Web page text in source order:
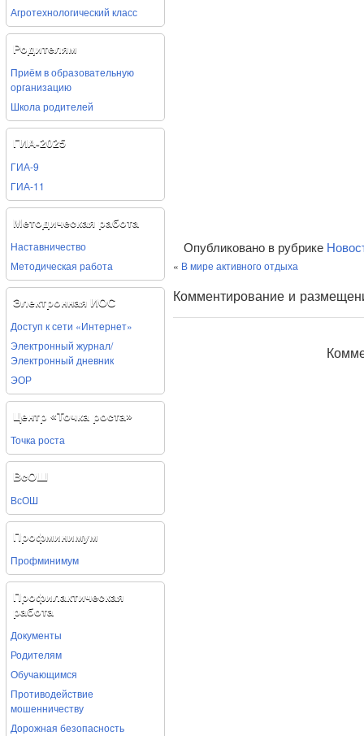
Агротехнологический класс
Родителям
Приём в образовательную
организацию
Школа родителей
ГИА-2025
ГИА-9
ГИА-11
Методическая работа
Наставничество
Методическая работа
Электронная ИОС
Доступ к сети «Интернет»
Электронный журнал/
Электронный дневник
ЭОР
Центр «Точка роста»
Точка роста
ВсОШ
ВсОШ
Профминимум
Профминимум
Профилактическая
работа
Документы
Родителям
Обучающимся
Противодействие
мошенничеству
Дорожная безопасность
Опубликовано в рубрике
« В мире активного отдыха
Комментирование и